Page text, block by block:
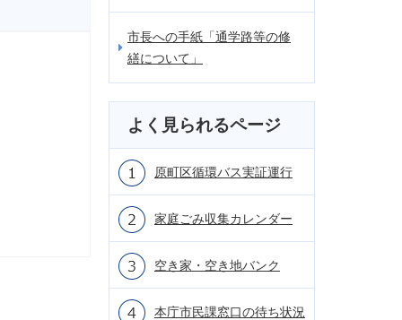
市長への手紙「通学路等の修
繕について」
よく見られるページ
原町区循環バス実証運行
家庭ごみ収集カレンダー
空き家・空き地バンク
本庁市民課窓口の待ち状況